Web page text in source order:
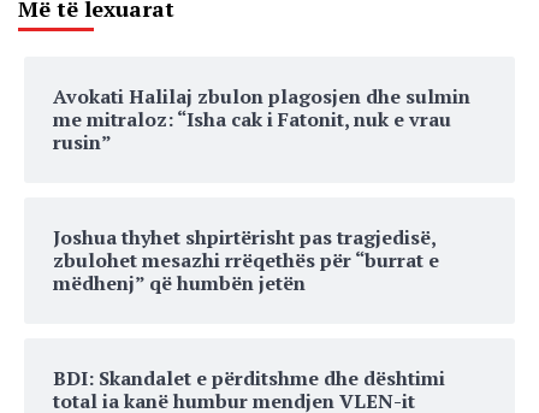
Më të lexuarat
Avokati Halilaj zbulon plagosjen dhe sulmin
me mitraloz: “Isha cak i Fatonit, nuk e vrau
rusin”
Joshua thyhet shpirtërisht pas tragjedisë,
zbulohet mesazhi rrëqethës për “burrat e
mëdhenj” që humbën jetën
BDI: Skandalet e përditshme dhe dështimi
total ia kanë humbur mendjen VLEN-it